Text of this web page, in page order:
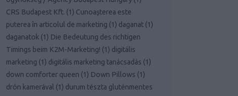
CRS Budapest Kft. (1) Cunoașterea este
puterea în articolul de marketing (1) daganat (1)
daganatok (1) Die Bedeutung des richtigen
Timings beim K2M-Marketing! (1) digitális
marketing (1) digitális marketing tanácsadás (1)
down comforter queen (1) Down Pillows (1)
drón kamerával (1) durum tészta gluténmentes